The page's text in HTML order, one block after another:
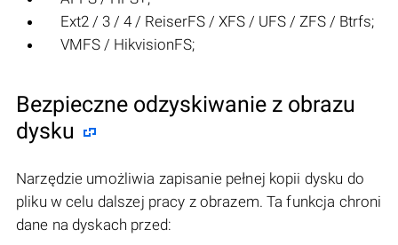
Ext2 / 3 / 4 / ReiserFS / XFS / UFS / ZFS / Btrfs;
VMFS / HikvisionFS;
Bezpieczne odzyskiwanie z obrazu
dysku
Narzędzie umożliwia zapisanie pełnej kopii dysku do
pliku w celu dalszej pracy z obrazem. Ta funkcja chroni
dane na dyskach przed: